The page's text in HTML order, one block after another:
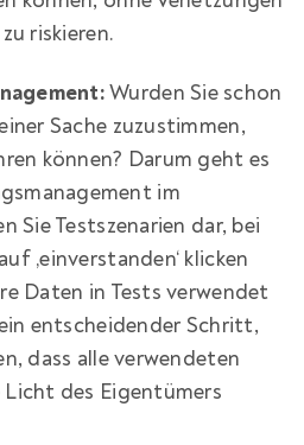
riskieren.
Wurden Sie schon
Sache zuzustimmen,
können? Darum geht es
im
Sie Testszenarien dar, bei
‚einverstanden‘ klicken
Daten in Tests verwendet
entscheidender Schritt,
dass alle verwendeten
des Eigentümers